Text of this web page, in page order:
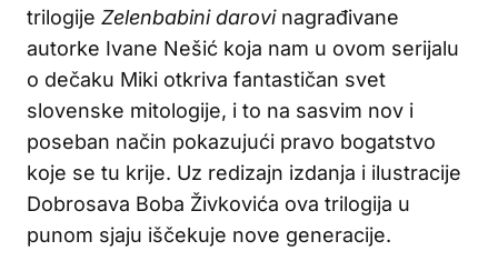
trilogije Zelenbabini darovinagrađivane
autorke Ivane Nešić koja nam u ovom serijalu
o dečaku Miki otkriva fantastičan svet
slovenske mitologije, i to na sasvim nov i
poseban način pokazujući pravo bogatstvo
koje se tu krije. Uz redizajn izdanja i ilustracije
Dobrosava Boba Živkovića ova trilogija u
punom sjaju iščekuje nove generacije.